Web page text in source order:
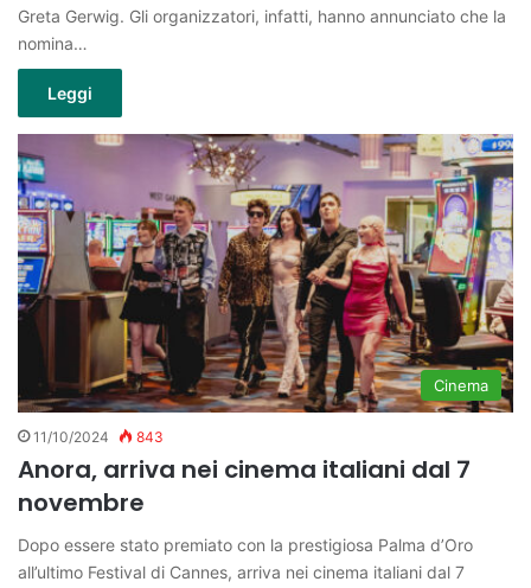
Greta Gerwig. Gli organizzatori, infatti, hanno annunciato che la
nomina…
Leggi
Cinema
11/10/2024 843
Anora, arriva nei cinema italiani dal 7
novembre
Dopo essere stato premiato con la prestigiosa Palma d’Oro
all’ultimo Festival di Cannes, arriva nei cinema italiani dal 7